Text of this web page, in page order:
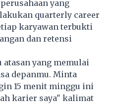
yang
quarterly career
karyawan terbukti
dan retensi
atasan yang memulai
depanmu. Minta
15 menit minggu ini
karier saya" kalimat